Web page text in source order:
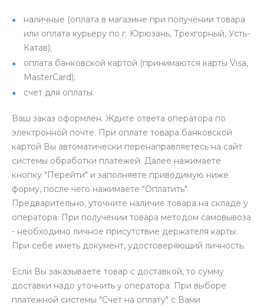
наличные (оплата в магазине при получении товара
или оплата курьеру по г. Юрюзань, Трехгорный, Усть-
Катав);
оплата банковской картой (принимаются карты Visa,
MasterCard);
счет для оплаты.
Ваш заказ оформлен. Ждите ответа оператора по
электронной почте. При оплате товара банковской
картой Вы автоматически перенаправляетесь на сайт
системы обработки платежей. Далее нажимаете
кнопку "Перейти" и заполняете приводимую ниже
форму, после чего нажимаете "Оплатить".
Предварительно, уточните наличие товара на складе у
оператора. При получении товара методом самовывоза
- необходимо личное присутствие держателя карты.
При себе иметь документ, удостоверяющий личность.
Если Вы заказываете товар с доставкой, то сумму
доставки надо уточнить у оператора. При выборе
платежной системы "Счет на оплату" с Вами